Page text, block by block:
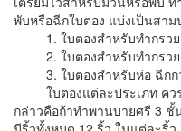
พับหรือฉีกใบตอง แบ่งเป็นสาม
1. ใบตองสำหรับทำกรวย
2. ใบตองสำหรับทำกรวย
3. ใบตองสำหรับห่อ ฉีกก
ใบตองแต่ละประเภท ควร
กล่าวคือถ้าทำพานบายศรี 3